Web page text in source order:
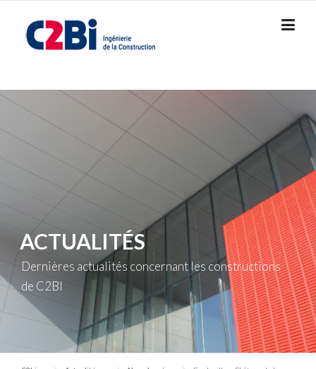
content
ACTUALITÉS
Dernières actualités concernant les constructions
de C2BI